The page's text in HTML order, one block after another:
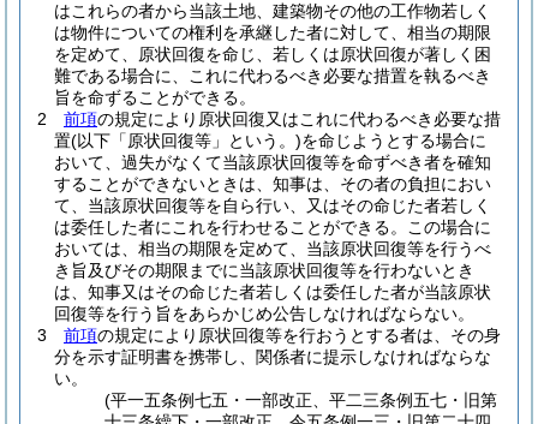
はこれらの者から当該土地、建築物その他の工作物若しく
は物件についての権利を承継した者に対して、相当の期限
を定めて、原状回復を命じ、若しくは原状回復が著しく困
難である場合に、これに代わるべき必要な措置を執るべき
旨を命ずることができる。
2
前項の規定により原状回復又はこれに代わるべき必要な措
置(以下「原状回復等」という。)を命じようとする場合に
おいて、過失がなくて当該原状回復等を命ずべき者を確知
することができないときは、知事は、その者の負担におい
て、当該原状回復等を自ら行い、又はその命じた者若しく
は委任した者にこれを行わせることができる。
この場合に
おいては、相当の期限を定めて、当該原状回復等を行うべ
き旨及びその期限までに当該原状回復等を行わないとき
は、知事又はその命じた者若しくは委任した者が当該原状
回復等を行う旨をあらかじめ公告しなければならない。
3
前項の規定により原状回復等を行おうとする者は、その身
分を示す証明書を携帯し、関係者に提示しなければならな
い。
(平一五条例七五・一部改正、平二三条例五七・旧第